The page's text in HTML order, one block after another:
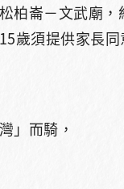
柏崙－文武廟
歲須提供家長
」而騎，